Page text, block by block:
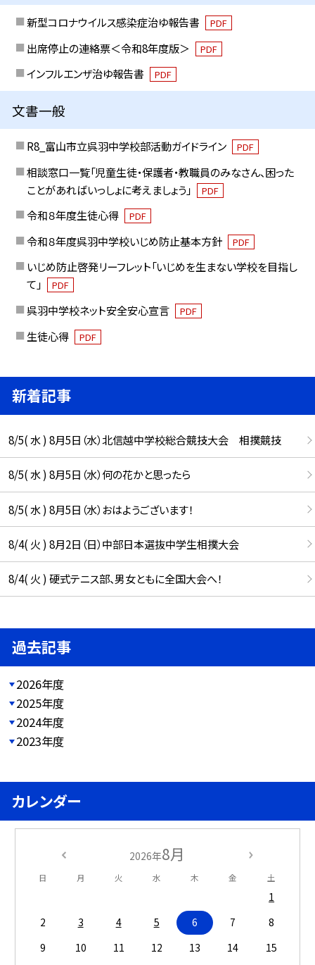
新型コロナウイルス感染症治ゆ報告書 PDF
出席停止の連絡票＜令和8年度版＞ PDF
インフルエンザ治ゆ報告書 PDF
文書一般
R8_富山市立呉羽中学校部活動ガイドライン PDF
相談窓口一覧「児童生徒・保護者・教職員のみなさん、困った
ことがあればいっしょに考えましょう」
PDF
令和８年度生徒心得 PDF
令和８年度呉羽中学校いじめ防止基本方針 PDF
いじめ防止啓発リーフレット「いじめを生まない学校を目指し
て」
PDF
呉羽中学校ネット安全安心宣言 PDF
生徒心得 PDF
新着記事
8/5( 水 ) 8月5日（水）北信越中学校総合競技大会 相撲競技
8/5( 水 ) 8月5日（水）何の花かと思ったら
8/5( 水 ) 8月5日（水）おはようございます！
8/4( 火 ) 8月2日（日）中部日本選抜中学生相撲大会
8/4( 火 ) 硬式テニス部、男女ともに全国大会へ！
過去記事
2026年度
2025年度
2024年度
2023年度
カレンダー
2026年8月
日 月 火 水 木 金 土
1
2
3 4 5 6 7
8
9
10 11 12 13 14
15